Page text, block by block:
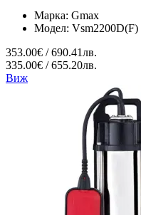
Марка: Gmax
Модел: Vsm2200D(F)
353.00€ / 690.41лв.
335.00€ / 655.20лв.
Виж